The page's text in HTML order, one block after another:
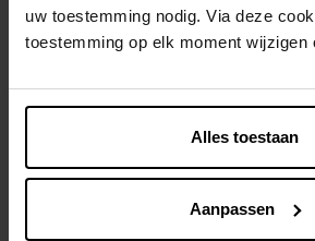
uw toestemming nodig. Via deze
toestemming op elk moment wijzigen
Alles toestaan
Aanpassen
Kenmerken